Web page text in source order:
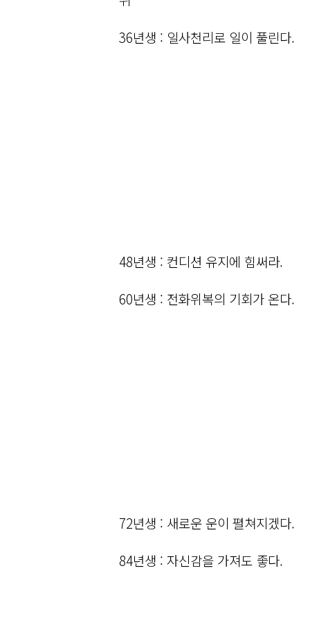
36년생 : 일사천리로 일이 풀린다.
48년생 : 컨디션 유지에 힘써라.
60년생 : 전화위복의 기회가 온다.
72년생 : 새로운 운이 펼쳐지겠다.
84년생 : 자신감을 가져도 좋다.